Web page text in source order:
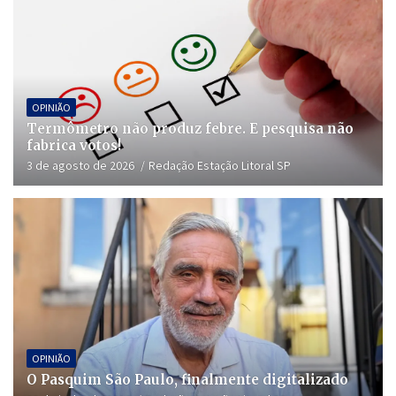
OPINIÃO
Termômetro não produz febre. E pesquisa não
fabrica votos!
3 de agosto de 2026 Redação Estação Litoral SP
OPINIÃO
O Pasquim São Paulo, finalmente digitalizado